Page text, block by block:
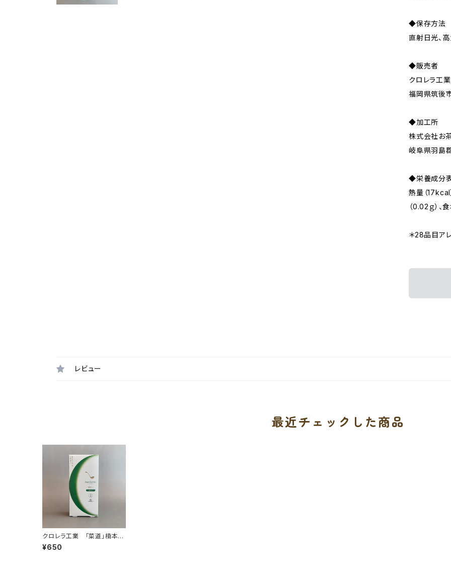
◆保存方法
直射日光、
◆販売者
クロレラ工
福岡県筑後
◆加工所
株式会社お
岐阜県羽島
◆栄養成分表
熱量（17kcal
（0.02ｇ）、
＊28品目ア
レビュー
最近チェックした商品
クロレラ工業 「菜道」楠本シ
ェフ監修 mochotto with
CHLORELLA 万能だし
¥650